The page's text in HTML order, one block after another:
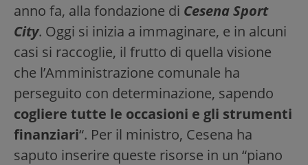
anno fa, alla fondazione di Cesena Sport
City. Oggi si inizia a immaginare, e in alcuni
casi si raccoglie, il frutto di quella visione
che l’Amministrazione comunale ha
perseguito con determinazione, sapendo
cogliere tutte le occasioni e gli strumenti
finanziari“. Per il ministro, Cesena ha
saputo inserire queste risorse in un “piano